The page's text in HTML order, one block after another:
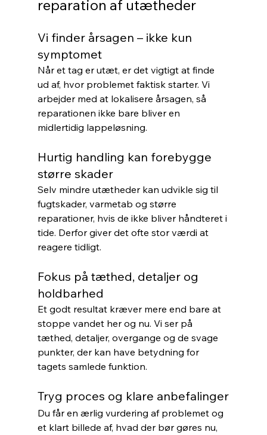
reparation af utætheder
Vi finder årsagen – ikke kun
symptomet
Når et tag er utæt, er det vigtigt at finde
ud af, hvor problemet faktisk starter. Vi
arbejder med at lokalisere årsagen, så
reparationen ikke bare bliver en
midlertidig lappeløsning.
Hurtig handling kan forebygge
større skader
Selv mindre utætheder kan udvikle sig til
fugtskader, varmetab og større
reparationer, hvis de ikke bliver håndteret i
tide. Derfor giver det ofte stor værdi at
reagere tidligt.
Fokus på tæthed, detaljer og
holdbarhed
Et godt resultat kræver mere end bare at
stoppe vandet her og nu. Vi ser på
tæthed, detaljer, overgange og de svage
punkter, der kan have betydning for
tagets samlede funktion.
Tryg proces og klare anbefalinger
Du får en ærlig vurdering af problemet og
et klart billede af, hvad der bør gøres nu,